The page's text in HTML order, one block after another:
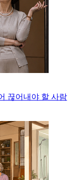
끊어내야 할 사람